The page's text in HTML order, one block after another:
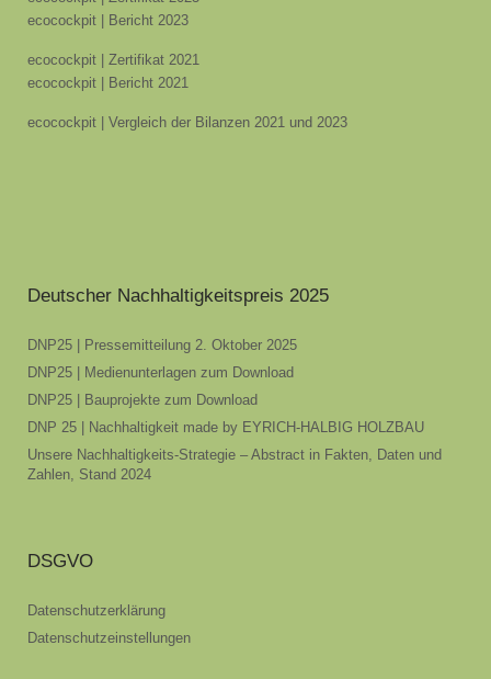
ecocockpit | Bericht 2023
ecocockpit | Zertifikat 2021
ecocockpit | Bericht 2021
ecocockpit | Vergleich der Bilanzen 2021 und 2023
Deutscher Nachhaltigkeitspreis 2025
DNP25 | Pressemitteilung 2. Oktober 2025
DNP25 | Medienunterlagen zum Download
DNP25 | Bauprojekte zum Download
DNP 25 | Nachhaltigkeit made by EYRICH-HALBIG HOLZBAU
Unsere Nachhaltigkeits-Strategie – Abstract in Fakten, Daten und
Zahlen, Stand 2024
DSGVO
Datenschutzerklärung
Datenschutzeinstellungen